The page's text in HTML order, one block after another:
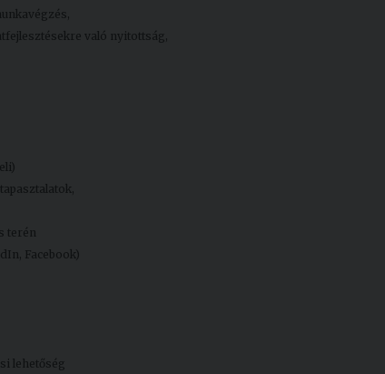
való nyitottság,
terén
Facebook)
lehetőség